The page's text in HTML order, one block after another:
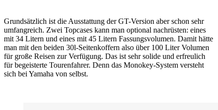
Grundsätzlich ist die Ausstattung der GT-Version aber schon sehr
umfangreich. Zwei Topcases kann man optional nachrüsten: eines
mit 34 Litern und eines mit 45 Litern Fassungsvolumen. Damit hätte
man mit den beiden 30l-Seitenkoffern also über 100 Liter Volumen
für große Reisen zur Verfügung. Das ist sehr solide und erfreulich
für begeisterte Tourenfahrer. Denn das Monokey-System versteht
sich bei Yamaha von selbst.